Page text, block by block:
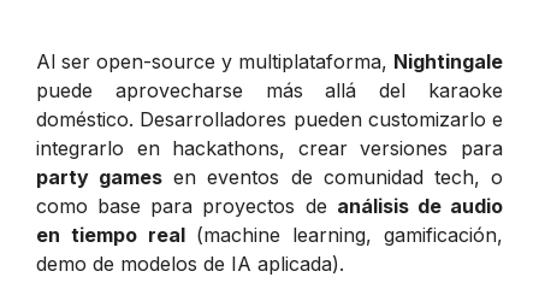
Al ser open-source y multiplataforma, Nightingale
puede aprovecharse más allá del karaoke
doméstico. Desarrolladores pueden customizarlo e
integrarlo en hackathons, crear versiones para
party games en eventos de comunidad tech, o
como base para proyectos de análisis de audio
en tiempo real(machine learning, gamificación,
demo de modelos de IA aplicada).